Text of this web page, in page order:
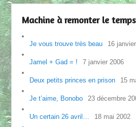
Machine à remonter le temps
Je vous trouve très beau 16
Jamel + Gad = ! 7 janvier 2006
Deux petits princes en prison 15
Je t’aime, Bonobo 23 décembre
Un certain 26 avril… 18 mai 2002